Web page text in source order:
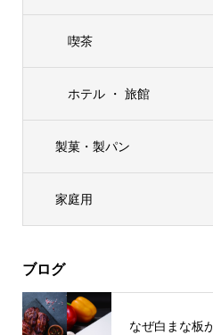
喫茶
ホテル ・ 旅館
製菓・製パン
家庭用
ブログ
なぜ白まな板